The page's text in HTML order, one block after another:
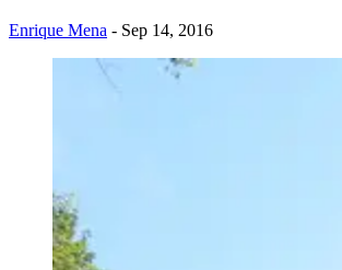
Enrique Mena - Sep 14, 2016